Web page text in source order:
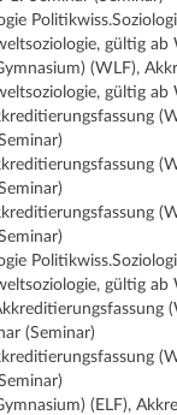
gültig ab
(WLF),
gültig ab
gültig ab
(Seminar)
(ELF),